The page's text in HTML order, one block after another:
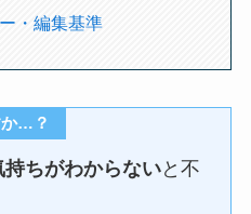
・編集基準
か…？
ちがわからないと不